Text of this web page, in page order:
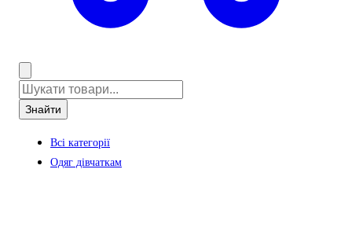
Знайти
Всі категорії
Одяг дівчаткам